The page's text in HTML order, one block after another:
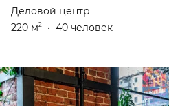
Деловой центр
220 м2 • 40 человек